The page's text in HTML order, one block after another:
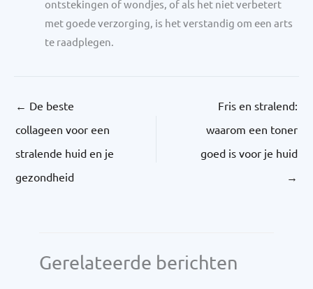
ontstekingen of wondjes, of als het niet verbetert
met goede verzorging, is het verstandig om een arts
te raadplegen.
← De beste
collageen voor een
stralende huid en je
gezondheid
Fris en stralend:
waarom een toner
goed is voor je huid
→
Gerelateerde berichten